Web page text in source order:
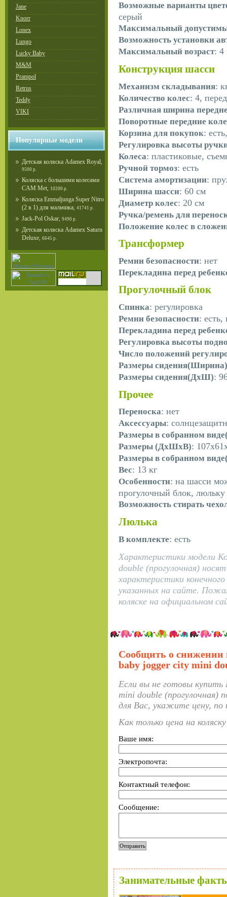
Jane
Knorr
Lonex
Lungo
Lucky Baby
M&M
Prampol
Retrus
Teddy
VIKI
Популярные модели
Детская коляска Adamex Royal
9500 р.
Коляска с большими колесами
CAM Met
10200 р.
Коляска Emmaljunga Super Nitro
(2 в 1) для мальчика 41741 р.
Jack-Pol Oskar 9490 р.
Детская коляска Adamex Saturn
Deluxe 6645 р.
Возможные варианты
серый
Максимальный
Возможность установки
Максимальный возраст: 4
Конструкция шасси
Механизм складывания:
Количество колес: 4,
Различная ширина
Поворотные передние
Корзина для покупок:
Регулировка высоты
Колеса: пластиковые,
Ручной тормоз: есть
Система амортизации:
Ширина шасси: 60 см
Диаметр колес: 20 см
Ручка/ремень для
Положение колес в
Трансформер
Ремни безопасности: нет
Перекладина перед
Прогулочный блок
Спинка: регулировка
Ремни безопасности: есть,
Перекладина перед
Регулировка высоты
Число положений
Размеры сидения(Ширина)
Размеры сидения(ДхШ):
Прочее
Переноска: нет
Аксессуары:
Размеры в собранном
Размеры (ДхШхВ):
Размеры в собранном
Вес: 13 кг
Особенности: на шасси
прогулочный блок, люльку
Возможность стирать
Люлька
В комплекте: есть
Характеристики модели
double (прогулочная)
характеристики
указанных на сайте.
коляске на официальном
Сообщить о снижении
baby jogger city mini
Если вы не готовы купить
mini double (прогулочная)
для Вас, укажите цену,
Как только цена на
Ваше имя:
Электропочта:
Контактный телефон:
Сообщение:
Занимательные